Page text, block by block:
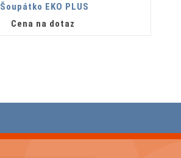
Šoupátko EKO PLUS
Cena na dotaz